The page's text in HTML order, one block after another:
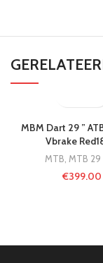
MBM Dart 29 ”
Vbrake
MTB MTB 29
€399.00